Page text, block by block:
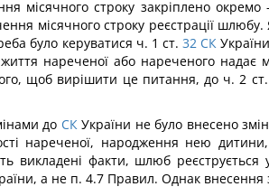
місячного строку закріплено
місячного строку реєстрації
було керуватися ч. 1 ст. 32 СК
нареченої або нареченого
щоб вирішити це питання, до ч. 2 ст.
до СКУкраїни не було внесено
нареченої, народження нею
викладені факти, шлюб
а не п. 4.7 Правил. Однак внесення